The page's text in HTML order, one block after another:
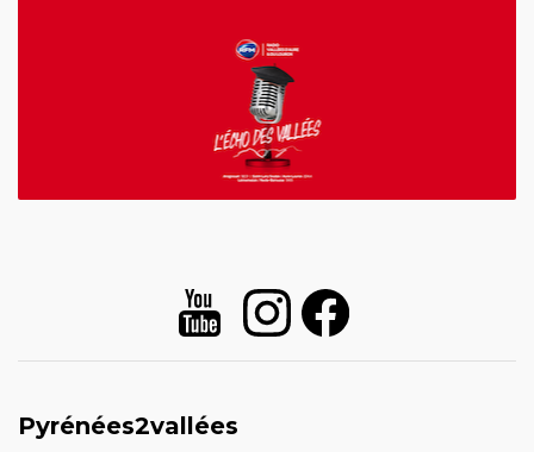
Pyrénées2vallées